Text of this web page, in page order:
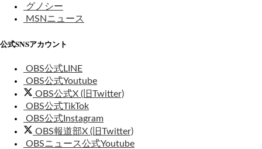
グノシー
MSNニュース
公式SNSアカウント
OBS公式LINE
OBS公式Youtube
OBS公式X (旧Twitter)
OBS公式TikTok
OBS公式Instagram
OBS報道部X (旧Twitter)
OBSニュース公式Youtube